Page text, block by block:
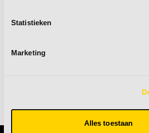
Statistieken
Marketing
Alles toestaan